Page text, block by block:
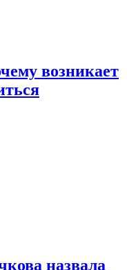
возникает
назвала